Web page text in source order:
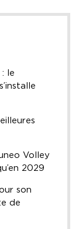
le
Volley
2029
son
de